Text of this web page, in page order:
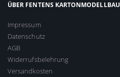
ÜBER FENTENS KARTONMODELLBAU
Impressum
Datenschutz
AGB
Widerrufsbelehrung
Versandkosten